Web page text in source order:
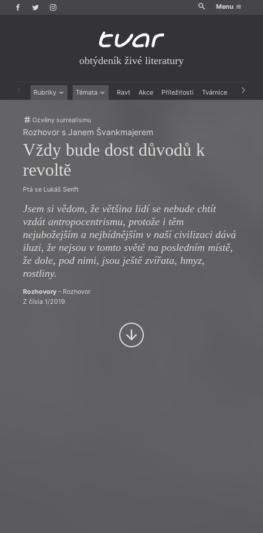
Menu
obtýdeník živé literatury
Rubriky Témata Ravt Akce Příležitosti Tvárnice Archiv
Drobná publicistika
Esejistika
Recenze a reflexe
Reportáže
Rozhovory
Právě vychází
Mauzoleum
Divadlo
Historie kolonialismu
Dokument
Ozvěny surrealismu
Rozhovor s Janem Švankmajerem
Vždy bude dost důvodů k
revoltě
Ptá se Lukáš Senft
Jsem si vědom, že většina lidí se nebude chtít
vzdát antropocentrismu, protože i těm
nejubožejším a nejbídnějším v naší civilizaci dává
iluzi, že nejsou v tomto světě na posledním místě,
že dole, pod nimi, jsou ještě zvířata, hmyz,
rostliny.
Rozhovory– Rozhovor
Z čísla 1/2019